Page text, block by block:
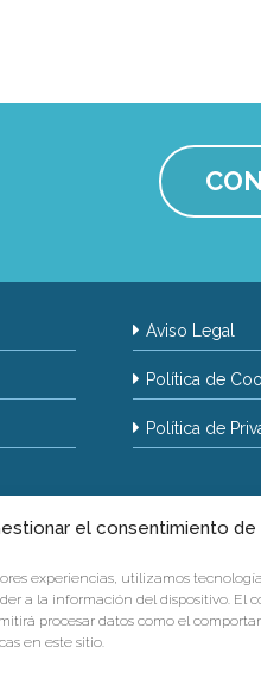
el consentimiento
experiencias, utilizamos
a la información del dispositivo. El
procesar datos como el
en este sitio.
Aviso Legal
Política de
Política de